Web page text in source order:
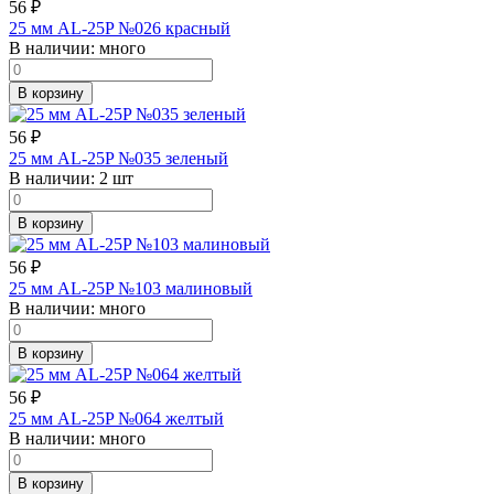
56 ₽
25 мм AL-25P №026 красный
В наличии: много
В корзину
56 ₽
25 мм AL-25P №035 зеленый
В наличии: 2 шт
В корзину
56 ₽
25 мм AL-25P №103 малиновый
В наличии: много
В корзину
56 ₽
25 мм AL-25P №064 желтый
В наличии: много
В корзину